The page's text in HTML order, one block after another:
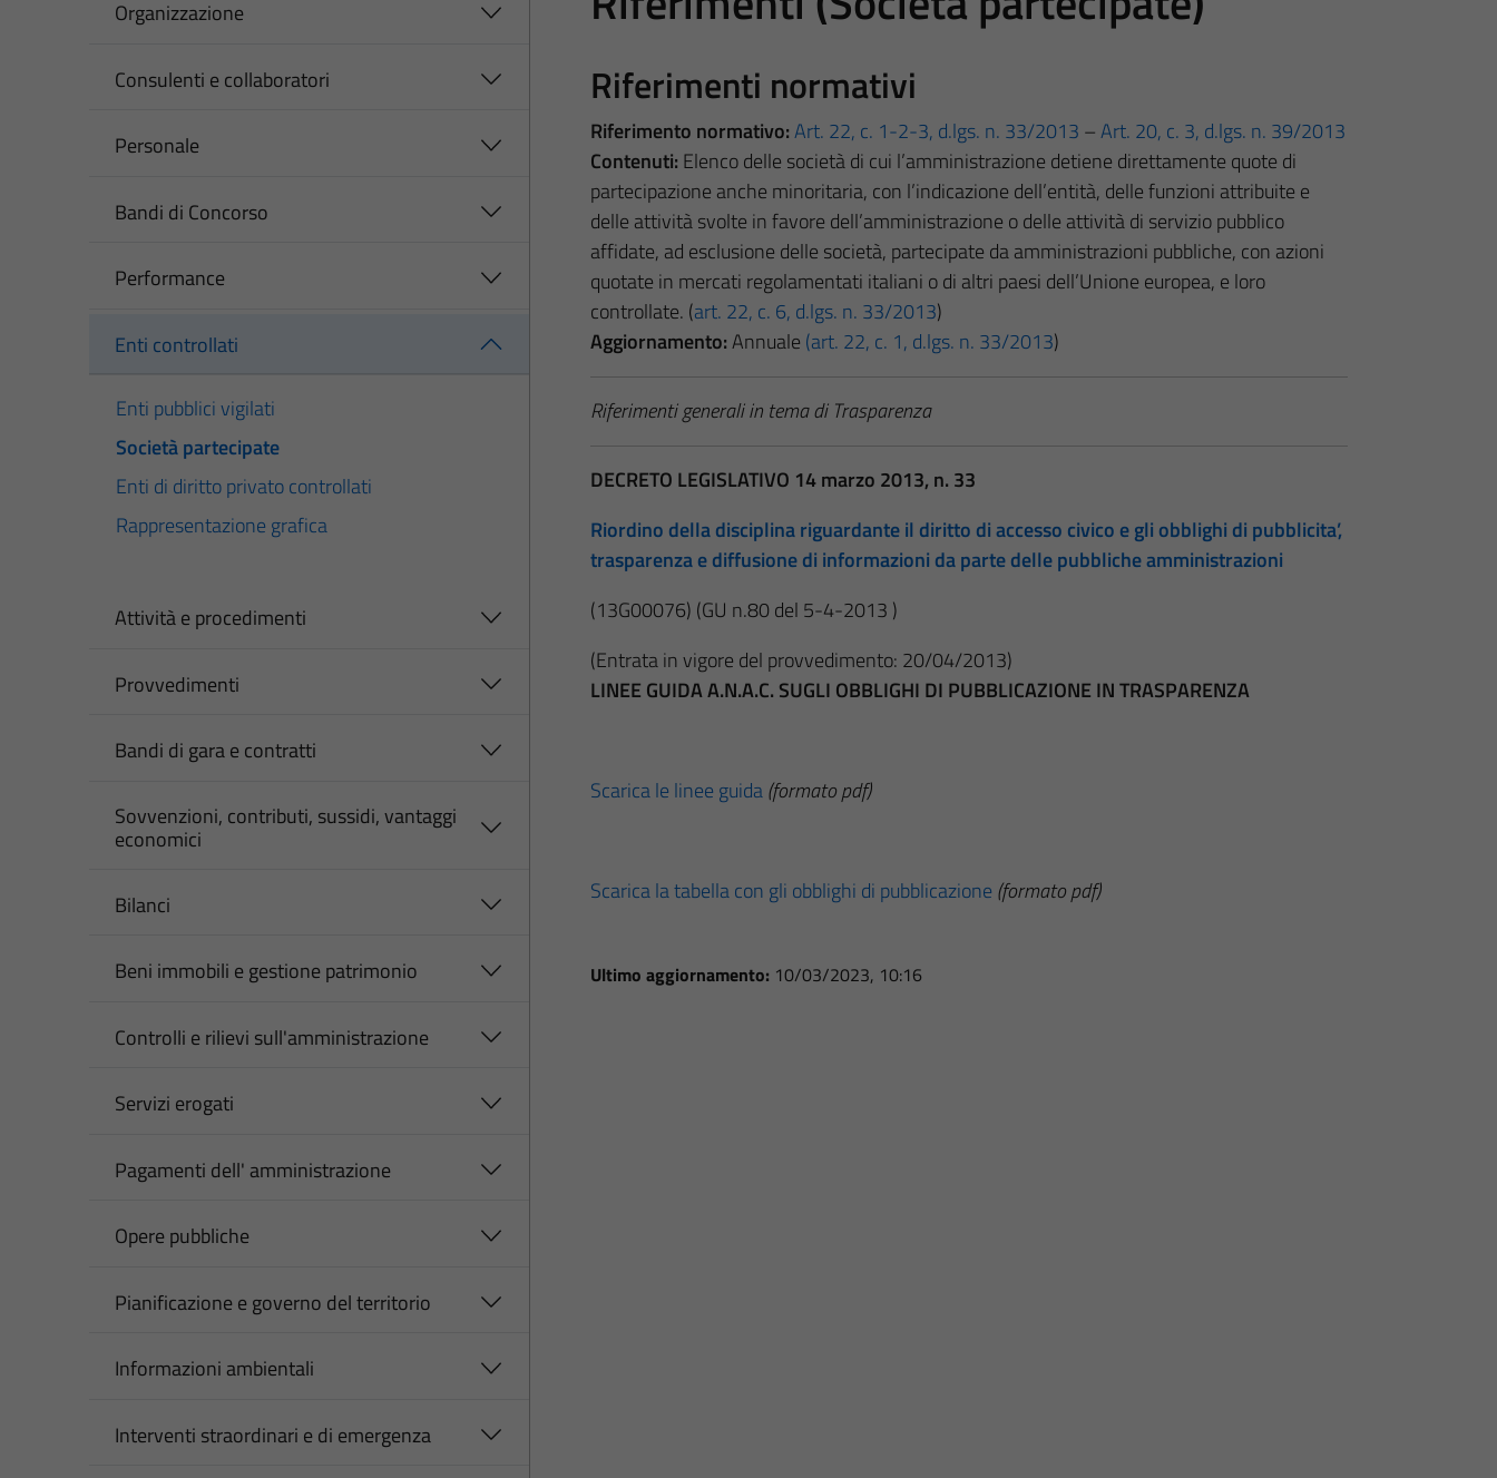
Organizzazione
Consulenti e collaboratori
Personale
Bandi di Concorso
Performance
Enti controllati
Enti pubblici vigilati
Società partecipate
Enti di diritto privato controllati
Rappresentazione grafica
Attività e procedimenti
Provvedimenti
Bandi di gara e contratti
Sovvenzioni, contributi, sussidi, vantaggi
economici
Bilanci
Beni immobili e gestione patrimonio
Controlli e rilievi sull'amministrazione
Servizi erogati
Pagamenti dell' amministrazione
Opere pubbliche
Pianificazione e governo del territorio
Informazioni ambientali
Interventi straordinari e di emergenza
Riferimenti normativi
Riferimento normativo:Art. 22, c. 1-2-3, d.lgs. n. 33/2013 –Art. 20, c. 3, d.lgs. n. 39/2013
Contenuti: Elenco delle società di cui l’amministrazione detiene direttamente quote di
partecipazione anche minoritaria, con l’indicazione dell’entità, delle funzioni attribuite e
delle attività svolte in favore dell’amministrazione o delle attività di servizio pubblico
affidate, ad esclusione delle società, partecipate da amministrazioni pubbliche, con azioni
quotate in mercati regolamentati italiani o di altri paesi dell’Unione europea, e loro
controllate. (art. 22, c. 6, d.lgs. n. 33/2013)
Aggiornamento:Annuale (art. 22, c. 1, d.lgs. n. 33/2013)
Riferimenti generali in tema di Trasparenza
DECRETO LEGISLATIVO 14 marzo 2013, n. 33
Riordino della disciplina riguardante il diritto di accesso civico e gli obblighi di pubblicita’,
trasparenza e diffusione di informazioni da parte delle pubbliche amministrazioni
(13G00076) (GU n.80 del 5-4-2013 )
(Entrata in vigore del provvedimento: 20/04/2013)
LINEE GUIDA A.N.A.C. SUGLI OBBLIGHI DI PUBBLICAZIONE IN TRASPARENZA
Scarica le linee guida(formato pdf)
Scarica la tabella con gli obblighi di pubblicazione (formato pdf)
Ultimo aggiornamento: 10/03/2023, 10:16